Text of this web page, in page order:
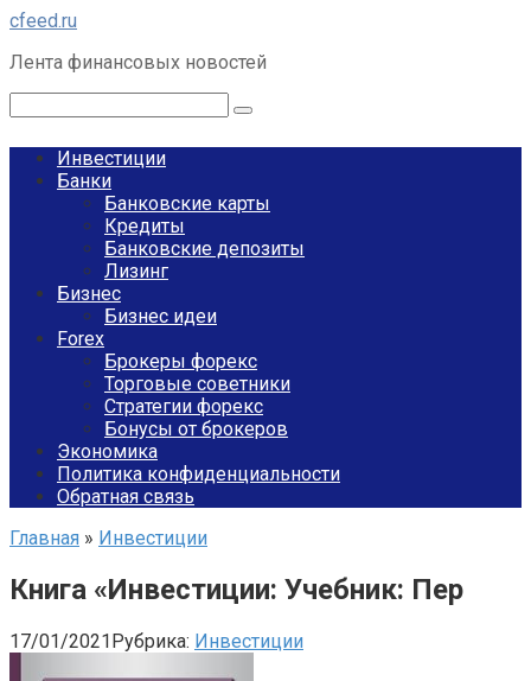
Перейти
контенту
cfeed.ru
Лента финансовых новостей
Инвестиции
Банки
Банковские карты
Кредиты
Банковские депозиты
Лизинг
Бизнес
Бизнес идеи
Forex
Брокеры форекс
Торговые советники
Стратегии форекс
Бонусы от брокеров
Экономика
Политика конфиденциальности
Обратная связь
Главная » Инвестиции
Книга «Инвестиции: Учебник: Пер
17/01/2021Рубрика: Инвестиции